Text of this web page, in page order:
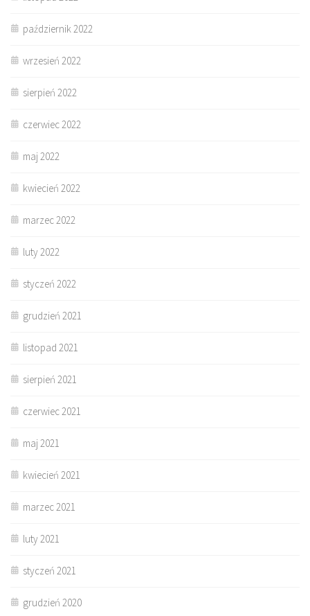
październik 2022
wrzesień 2022
sierpień 2022
czerwiec 2022
maj 2022
kwiecień 2022
marzec 2022
luty 2022
styczeń 2022
grudzień 2021
listopad 2021
sierpień 2021
czerwiec 2021
maj 2021
kwiecień 2021
marzec 2021
luty 2021
styczeń 2021
grudzień 2020